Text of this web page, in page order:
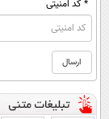
* کد امنیتی